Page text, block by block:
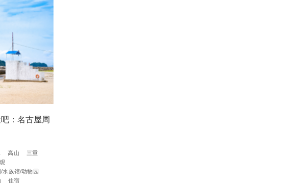
：名古屋周
高山
三重
/水族馆/动物园
住宿